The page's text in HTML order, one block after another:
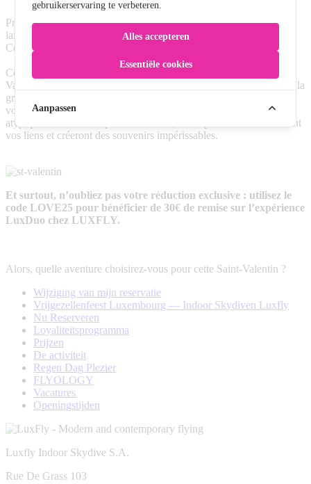
Prévoyez une thermos de chocolat chaud, une petite couverture, et
laissez-vous émerveiller par la splendeur du ciel nocturne.
Conclusion
Cette année, sortez des sentiers battus et optez pour une Saint-
Valentin riche en émotions et en connexion. Que ce soit en défiant la
gravité avec LUXFLY, en vous relaxant dans un spa, en testant
votre esprit d’équipe dans un escape game, en dégustant un dîner
atypique ou en contemplant les étoiles, ces expériences renforceront
vos liens et créeront des souvenirs impérissables.
Et surtout, n’oubliez pas votre réduction exclusive : utilisez le
code LOVE25 pour bénéficier de 30€ de remise sur l’expérience
LuxDuo chez LUXFLY.
Alors, quelle aventure choisirez-vous pour cette Saint-Valentin ?
Wijziging van mijn reservatie
Vrijgezellenfeest Luxembourg — Indoor Skydiven Luxfly
Nu Reserveren
Loyaliteitsprogramma
Prijzen
De activiteit
Regen Dag Plezier
FLYOLOGY
Vacatures
Openingstijden
Luxfly Indoor Skydive S.A.
Rue De Grass 103
gebruikerservaring te verbeteren.
Alles accepteren
Essentiële cookies
Aanpassen